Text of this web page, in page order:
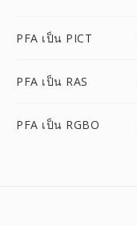
PFA เป็น PICT
PFA เป็น RAS
PFA เป็น RGBO